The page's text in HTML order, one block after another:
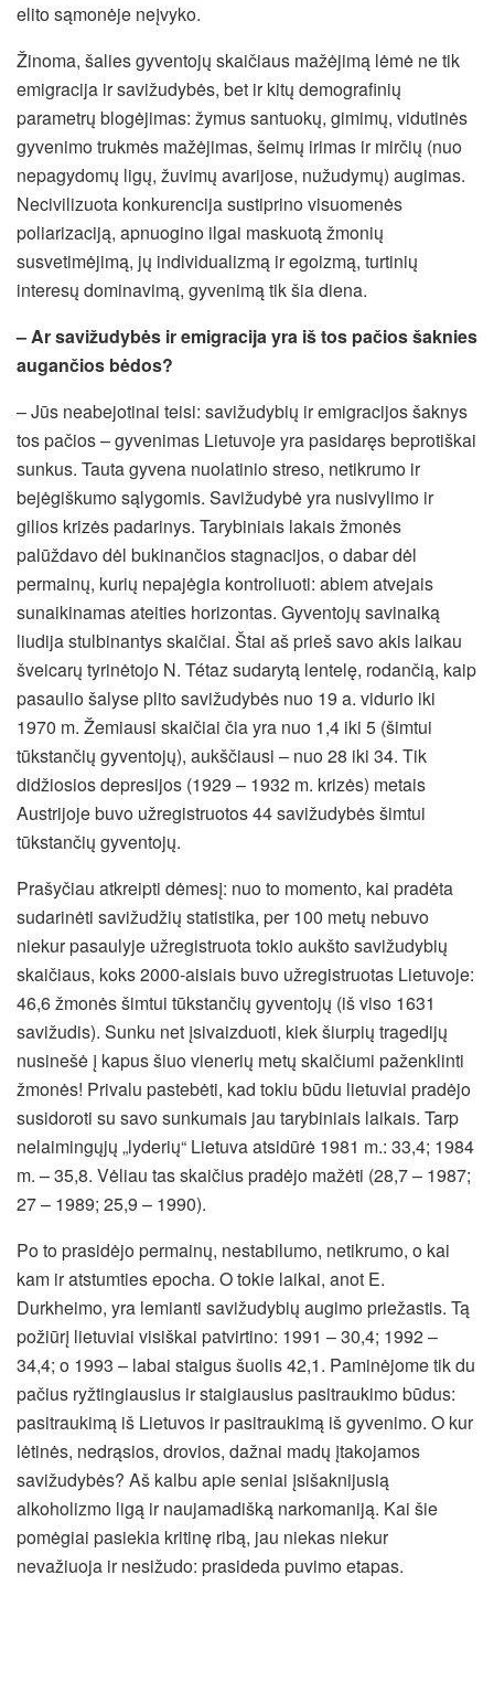
elito sąmonėje neįvyko.
Žinoma, šalies gyventojų skaičiaus mažėjimą lėmė ne tik
emigracija ir savižudybės, bet ir kitų demografinių
parametrų blogėjimas: žymus santuokų, gimimų, vidutinės
gyvenimo trukmės mažėjimas, šeimų irimas ir mirčių (nuo
nepagydomų ligų, žuvimų avarijose, nužudymų) augimas.
Necivilizuota konkurencija sustiprino visuomenės
poliarizaciją, apnuogino ilgai maskuotą žmonių
susvetimėjimą, jų individualizmą ir egoizmą, turtinių
interesų dominavimą, gyvenimą tik šia diena.
– Ar savižudybės ir emigracija yra iš tos pačios šaknies
augančios bėdos?
– Jūs neabejotinai teisi: savižudybių ir emigracijos šaknys
tos pačios – gyvenimas Lietuvoje yra pasidaręs beprotiškai
sunkus. Tauta gyvena nuolatinio streso, netikrumo ir
bejėgiškumo sąlygomis. Savižudybė yra nusivylimo ir
gilios krizės padarinys. Tarybiniais lakais žmonės
palūždavo dėl bukinančios stagnacijos, o dabar dėl
permainų, kurių nepajėgia kontroliuoti: abiem atvejais
sunaikinamas ateities horizontas. Gyventojų savinaiką
liudija stulbinantys skaičiai. Štai aš prieš savo akis laikau
šveicarų tyrinėtojo N. Tétaz sudarytą lentelę, rodančią, kaip
pasaulio šalyse plito savižudybės nuo 19 a. vidurio iki
1970 m. Žemiausi skaičiai čia yra nuo 1,4 iki 5 (šimtui
tūkstančių gyventojų), aukščiausi – nuo 28 iki 34. Tik
didžiosios depresijos (1929 – 1932 m. krizės) metais
Austrijoje buvo užregistruotos 44 savižudybės šimtui
tūkstančių gyventojų.
Prašyčiau atkreipti dėmesį: nuo to momento, kai pradėta
sudarinėti savižudžių statistika, per 100 metų nebuvo
niekur pasaulyje užregistruota tokio aukšto savižudybių
skaičiaus, koks 2000-aisiais buvo užregistruotas Lietuvoje:
46,6 žmonės šimtui tūkstančių gyventojų (iš viso 1631
savižudis). Sunku net įsivaizduoti, kiek šiurpių tragedijų
nusinešė į kapus šiuo vienerių metų skaičiumi paženklinti
žmonės! Privalu pastebėti, kad tokiu būdu lietuviai pradėjo
susidoroti su savo sunkumais jau tarybiniais laikais. Tarp
nelaimingųjų „lyderių“ Lietuva atsidūrė 1981 m.: 33,4; 1984
m. – 35,8. Vėliau tas skaičius pradėjo mažėti (28,7 – 1987;
27 – 1989; 25,9 – 1990).
Po to prasidėjo permainų, nestabilumo, netikrumo, o kai
kam ir atstumties epocha. O tokie laikai, anot E.
Durkheimo, yra lemianti savižudybių augimo priežastis. Tą
požiūrį lietuviai visiškai patvirtino: 1991 – 30,4; 1992 –
34,4; o 1993 – labai staigus šuolis 42,1. Paminėjome tik du
pačius ryžtingiausius ir staigiausius pasitraukimo būdus:
pasitraukimą iš Lietuvos ir pasitraukimą iš gyvenimo. O kur
lėtinės, nedrąsios, drovios, dažnai madų įtakojamos
savižudybės? Aš kalbu apie seniai įsišaknijusią
alkoholizmo ligą ir naujamadišką narkomaniją. Kai šie
pomėgiai pasiekia kritinę ribą, jau niekas niekur
nevažiuoja ir nesižudo: prasideda puvimo etapas.